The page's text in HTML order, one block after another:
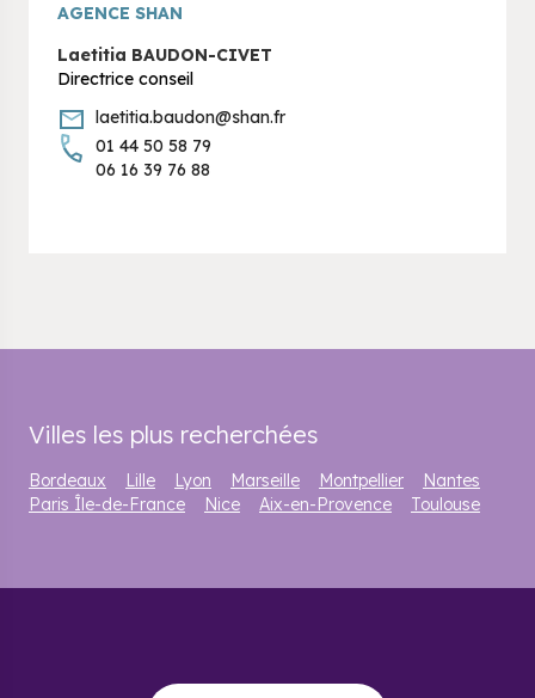
AGENCE SHAN
Laetitia BAUDON-CIVET
Directrice conseil
laetitia.baudon@shan.fr
01 44 50 58 79
06 16 39 76 88
Villes les plus recherchées
Bordeaux Lille Lyon Marseille Montpellier
Nantes
Paris Île-de-France
Nice Aix-en-Provence Toulouse